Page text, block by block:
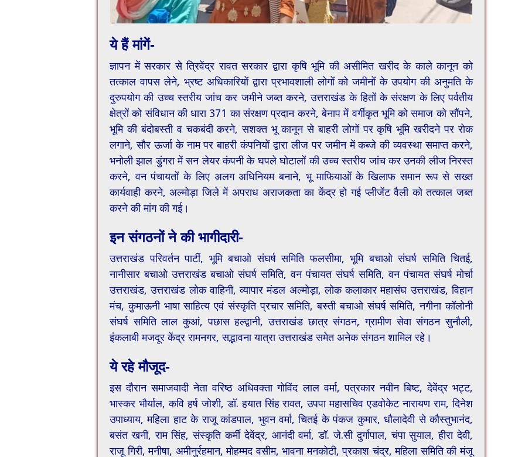
ये हैं मांगें-
ज्ञापन में सरकार से त्रिवेंद्र रावत सरकार द्वारा कृषि भूमि की असीमित खरीद के काले कानून को
तत्काल वापस लेने, भ्रष्ट अधिकारियों द्वारा प्रभावशाली लोगों को जमीनों के उपयोग की अनुमति के
दुरुपयोग की उच्च स्तरीय जांच कर जमीने जब्त करने, उत्तराखंड के हितों के संरक्षण के लिए पर्वतीय
क्षेत्रों को संविधान की धारा 371 का संरक्षण प्रदान करने, बेनाप में वर्गीकृत भूमि को समाज को सौंपने,
भूमि की बंदोबस्ती व चकबंदी करने, सशक्त भू कानून से बाहरी लोगों पर कृषि भूमि खरीदने पर रोक
लगाने, सौर ऊर्जा के नाम पर बाहरी कंपनियों द्वारा लीज पर जमीन में कब्जे की व्यवस्था समाप्त करने,
भनोली झाल डुंगरा में सन लेयर कंपनी के घपले घोटालों की उच्च स्तरीय जांच कर उनकी लीज निरस्त
करने, वन पंचायतों के लिए अलग अधिनियम बनाने, भू माफियाओं के खिलाफ समान रूप से सख्त
कार्यवाही करने, अल्मोड़ा जिले में अपराध अराजकता का केंद्र हो गई प्लीजेंट वैली को तत्काल जब्त
करने की मांग की गई।
इन संगठनों ने की भागीदारी-
उत्तराखंड परिवर्तन पार्टी, भूमि बचाओ संघर्ष समिति फलसीमा, भूमि बचाओ संघर्ष समिति चितई,
नानीसार बचाओ उत्तराखंड बचाओ संघर्ष समिति, वन पंचायत संघर्ष समिति, वन पंचायत संघर्ष मोर्चा
उत्तराखंड, उत्तराखंड लोक वाहिनी, व्यापार मंडल अल्मोड़ा, लोक कलाकार महासंघ उत्तराखंड, विहान
मंच, कुमाऊनी भाषा साहित्य एवं संस्कृति प्रचार समिति, बस्ती बचाओ संघर्ष समिति, नगीना कॉलोनी
संघर्ष समिति लाल कुआं, पछास हल्द्वानी, उत्तराखंड छात्र संगठन, ग्रामीण सेवा संगठन सुनौली,
इंकलाबी मजदूर केंद्र रामनगर, सद्भावना यात्रा उत्तराखंड समेत अनेक संगठन शामिल रहे।
ये रहे मौजूद-
इस दौरान समाजवादी नेता वरिष्ठ अधिवक्ता गोविंद लाल वर्मा, पत्रकार नवीन बिष्ट, देवेंद्र भट्ट,
भास्कर भौर्याल, कवि हर्ष जोशी, डॉ. हयात सिंह रावत, उपपा महासचिव एडवोकेट नारायण राम, दिनेश
उपाध्याय, महिला हाट के राजू कांडपाल, भुवन वर्मा, चितई के पंकज कुमार, धौलादेवी से कौस्तुभानंद,
बसंत खनी, राम सिंह, संस्कृति कर्मी देवेंद्र, आनंदी वर्मा, डॉ. जे.सी दुर्गापाल, चंपा सुयाल, हीरा देवी,
राजू गिरी, मनीषा, अमीनुर्रहमान, मोहम्मद वसीम, भावना मनकोटी, प्रकाश चंद्र, महिला समिति की मंजू